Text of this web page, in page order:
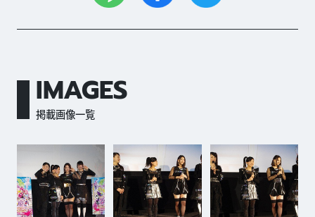
IMAGES
掲載画像一覧